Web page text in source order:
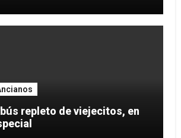
repleto de viejecitos, en